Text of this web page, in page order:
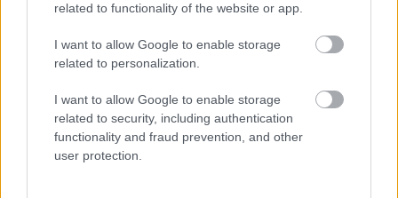
related to functionality of the website or app.
I want to allow Google to enable storage
related to personalization.
I want to allow Google to enable storage
related to security, including authentication
functionality and fraud prevention, and other
user protection.
ÉLETMÓD
mutatjuk, hol csapott